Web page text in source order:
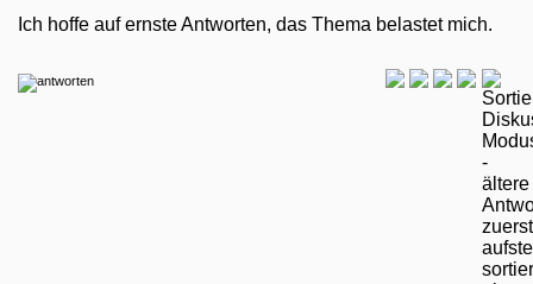
Ich hoffe auf ernste Antworten, das Thema belastet mich.